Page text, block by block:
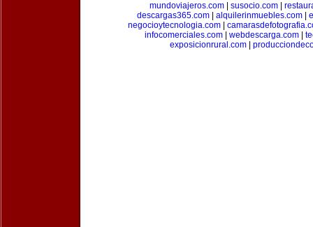
mundoviajeros.com| susocio.com|
descargas365.com| alquilerinmuebles.com|
negocioytecnologia.com
infocomerciales.com| webdescarga.com|
exposicionrural.com